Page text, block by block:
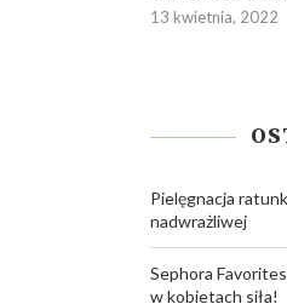
13 kwietnia, 2022
Pielęgnacja
nadwrażliwej
Sephora
w kobietach siła!